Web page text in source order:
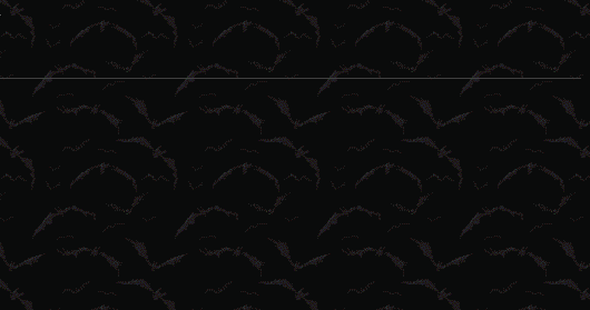
naturales tienden a ser el idóneo campo de cultivo para las